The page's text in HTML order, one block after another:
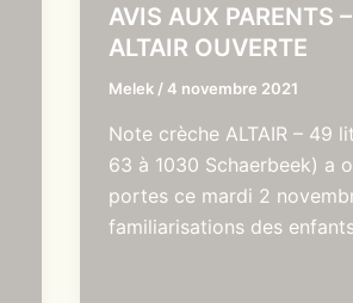
AVIS AUX PARENTS
ALTAIR OUVERTE
Melek /4 novembre 2021
Note crèche ALTAIR – 49
63 à 1030 Schaerbeek) a
portes ce mardi 2
familiarisations des